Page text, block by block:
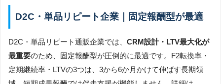
D2C・単品リピート企業｜固定報酬型が最適
D2C・単品リピート通販企業では、 CRM設計・LTV最大化が
最重要のため、固定報酬型が圧倒的に最適です。F2転換率・
定期継続率・LTVの3つは、3から6か月かけて伸ばす長期領